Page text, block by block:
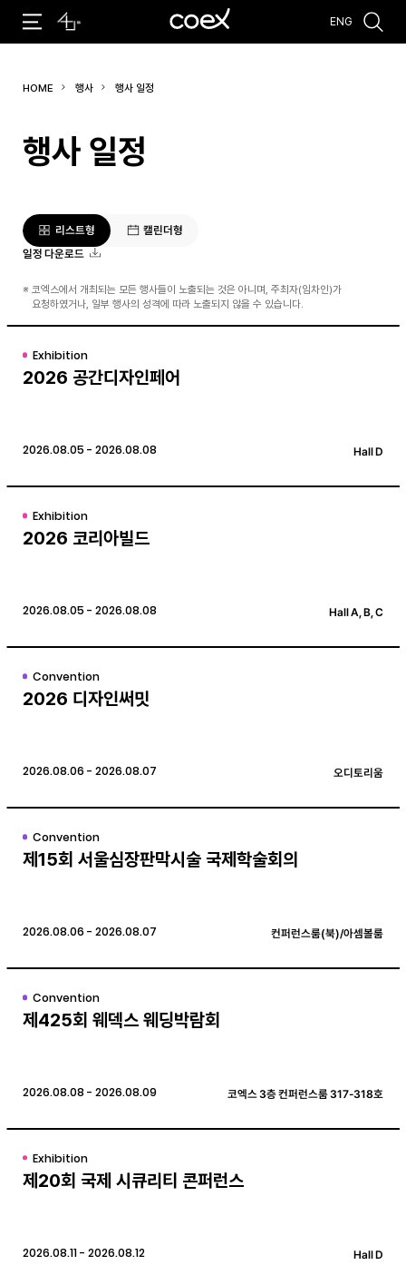
#코엑스 전시 #행사
ENG
HOME 행사 행사 일정
행사 일정
리스트형
캘린더형
일정 다운로드
※ 코엑스에서 개최되는 모든 행사들이 노출되는 것은 아니며, 주최자(임차인)가
요청하였거나, 일부 행사의 성격에 따라 노출되지 않을 수 있습니다.
Exhibition
2026 공간디자인페어
2026.08.05 - 2026.08.08 Hall D
Exhibition
2026 코리아빌드
2026.08.05 - 2026.08.08 Hall A, B, C
Convention
2026 디자인써밋
2026.08.06 - 2026.08.07 오디토리움
Convention
제15회 서울심장판막시술 국제학술회의
2026.08.06 - 2026.08.07 컨퍼런스룸(북)/아셈볼룸
Convention
제425회 웨덱스 웨딩박람회
2026.08.08 - 2026.08.09 코엑스 3층 컨퍼런스룸 317-318호
Exhibition
제20회 국제 시큐리티 콘퍼런스
2026.08.11 - 2026.08.12 Hall D